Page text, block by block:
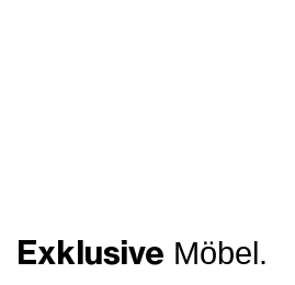
Exklusive Möbel.